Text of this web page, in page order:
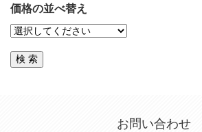
価格の並べ替え
お問い合わせ